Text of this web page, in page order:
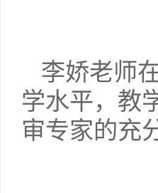
李娇老师
学水平，教
审专家的充